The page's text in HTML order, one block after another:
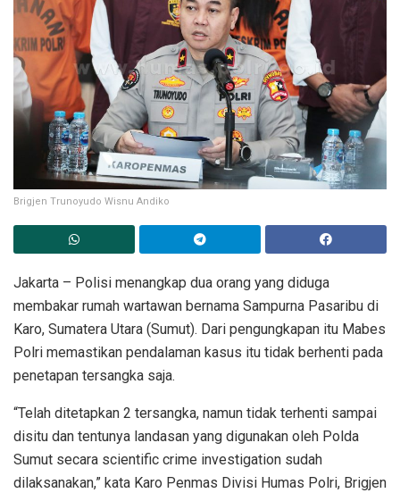
Brigjen Trunoyudo Wisnu Andiko
Jakarta – Polisi menangkap dua orang yang diduga
membakar rumah wartawan bernama Sampurna Pasaribu di
Karo, Sumatera Utara (Sumut). Dari pengungkapan itu Mabes
Polri memastikan pendalaman kasus itu tidak berhenti pada
penetapan tersangka saja.
“Telah ditetapkan 2 tersangka, namun tidak terhenti sampai
disitu dan tentunya landasan yang digunakan oleh Polda
Sumut secara scientific crime investigation sudah
dilaksanakan,” kata Karo Penmas Divisi Humas Polri, Brigjen